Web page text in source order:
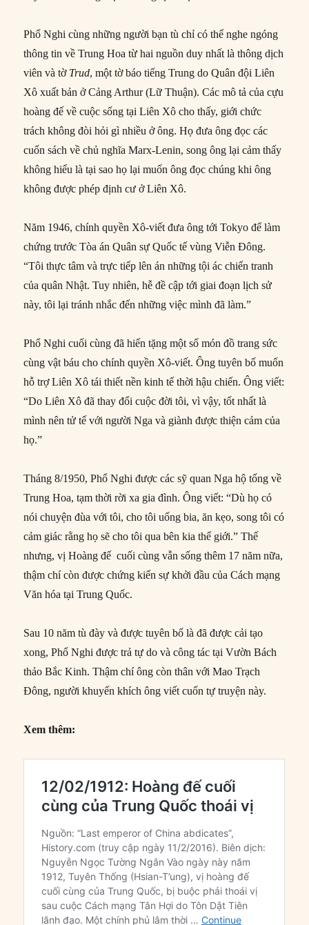
Phổ Nghi cùng những người bạn tù chỉ có thể nghe ngóng
thông tin về Trung Hoa từ hai nguồn duy nhất là thông dịch
viên và tờ Trud, một tờ báo tiếng Trung do Quân đội Liên
Xô xuất bản ở Cảng Arthur (Lữ Thuận). Các mô tả của cựu
hoàng đế về cuộc sống tại Liên Xô cho thấy, giới chức
trách không đòi hỏi gì nhiều ở ông. Họ đưa ông đọc các
cuốn sách về chủ nghĩa Marx-Lenin, song ông lại cảm thấy
không hiểu là tại sao họ lại muốn ông đọc chúng khi ông
không được phép định cư ở Liên Xô.
Năm 1946, chính quyền Xô-viết đưa ông tới Tokyo để làm
chứng trước Tòa án Quân sự Quốc tế vùng Viễn Đông.
“Tôi thực tâm và trực tiếp lên án những tội ác chiến tranh
của quân Nhật. Tuy nhiên, hễ đề cập tới giai đoạn lịch sử
này, tôi lại tránh nhắc đến những việc mình đã làm.”
Phổ Nghi cuối cùng đã hiến tặng một số món đồ trang sức
cùng vật báu cho chính quyền Xô-viết. Ông tuyên bố muốn
hỗ trợ Liên Xô tái thiết nền kinh tế thời hậu chiến. Ông viết:
“Do Liên Xô đã thay đổi cuộc đời tôi, vì vậy, tốt nhất là
mình nên tử tế với người Nga và giành được thiện cảm của
họ.”
Tháng 8/1950, Phổ Nghi được các sỹ quan Nga hộ tống về
Trung Hoa, tạm thời rời xa gia đình. Ông viết: “Dù họ có
nói chuyện đùa với tôi, cho tôi uống bia, ăn kẹo, song tôi có
cảm giác rằng họ sẽ cho tôi qua bên kia thế giới.” Thế
nhưng, vị Hoàng đế cuối cùng vẫn sống thêm 17 năm nữa,
thậm chí còn được chứng kiến sự khởi đầu của Cách mạng
Văn hóa tại Trung Quốc.
Sau 10 năm tù đày và được tuyên bố là đã được cải tạo
xong, Phổ Nghi được trả tự do và công tác tại Vườn Bách
thảo Bắc Kinh. Thậm chí ông còn thân với Mao Trạch
Đông, người khuyến khích ông viết cuốn tự truyện này.
Xem thêm: